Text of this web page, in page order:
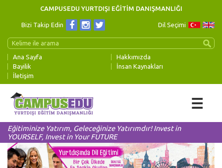
CAMPUSEDU YURTDIŞI EĞİTİM DANIŞMANLIĞI
Dil Seçimi
Bizi Takip Edin
Ana Sayfa
Hakkımızda
Bayilik
İnsan Kaynakları
İletişim
☰
Eğitiminize Yatırım, Geleceğinize Yatırımdır! Invest in
YOURSELF, Invest in Your FUTURE